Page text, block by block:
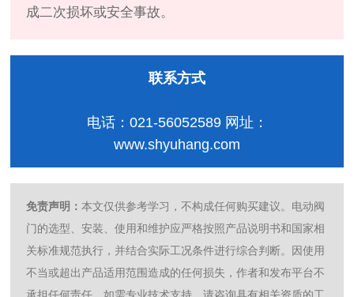
成二次损坏或安全事故。
联系方式
电话：021-56052589 网址：
www.shyuhang.com
免责声明：本文仅供参考学习，不构成任何购买建议。电动阀
门的选型、安装、使用和维护应严格按照产品说明书和国家相
关标准规范执行，并结合实际工况条件进行综合判断。因使用
不当或超出产品适用范围造成的任何损失，作者和发布平台不